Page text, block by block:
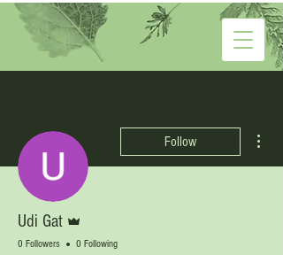
Follow
Udi Gat
0 Followers 0 Following